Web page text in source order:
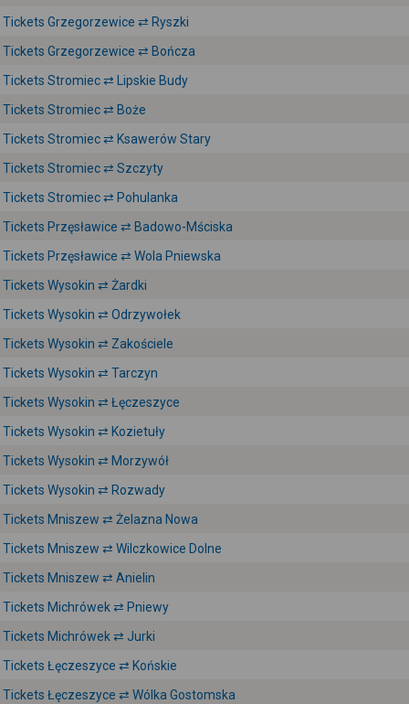
Tickets Grzegorzewice ⇄ Ryszki
Tickets Grzegorzewice ⇄ Bończa
Tickets Stromiec ⇄ Lipskie Budy
Tickets Stromiec ⇄ Boże
Tickets Stromiec ⇄ Ksawerów Stary
Tickets Stromiec ⇄ Szczyty
Tickets Stromiec ⇄ Pohulanka
Tickets Przęsławice ⇄ Badowo-Mściska
Tickets Przęsławice ⇄ Wola Pniewska
Tickets Wysokin ⇄ Żardki
Tickets Wysokin ⇄ Odrzywołek
Tickets Wysokin ⇄ Zakościele
Tickets Wysokin ⇄ Tarczyn
Tickets Wysokin ⇄ Łęczeszyce
Tickets Wysokin ⇄ Kozietuły
Tickets Wysokin ⇄ Morzywół
Tickets Wysokin ⇄ Rozwady
Tickets Mniszew ⇄ Żelazna Nowa
Tickets Mniszew ⇄ Wilczkowice Dolne
Tickets Mniszew ⇄ Anielin
Tickets Michrówek ⇄ Pniewy
Tickets Michrówek ⇄ Jurki
Tickets Łęczeszyce ⇄ Końskie
Tickets Łęczeszyce ⇄ Wólka Gostomska